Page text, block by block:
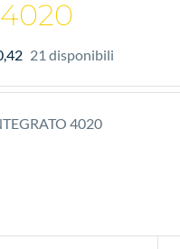
21 disponibili
4020